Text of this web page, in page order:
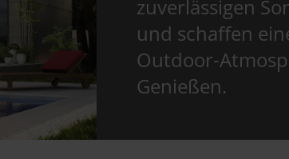
zuverlässigen
und schaffen
Outdoor-
Genießen.